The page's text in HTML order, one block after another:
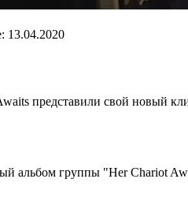
13.04.2020
представили свой новый
альбом группы "Her Chariot